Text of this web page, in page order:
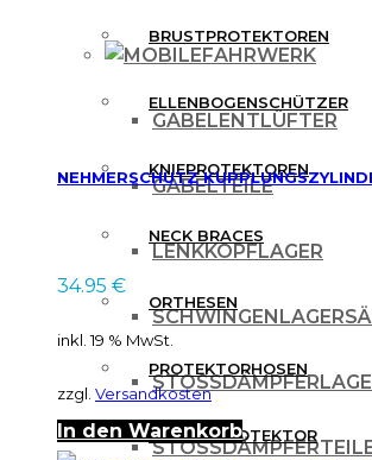
FAHRWERK
GABELENTLÜFTER
GABELTEILE
LENKKOPFLAGER
STOSSDÄMPFERLAGER
STOSSDÄMPFERTEILE
BRUSTPROTEKTOREN
ELLENBOGENSCHÜTZER
KNIEPROTEKTOREN
NECK BRACES
ORTHESEN
PROTEKTORHOSEN
RÜCKENPROTEKTOR
Varianten
auf.
Die
können
der
gewählt
werden
NEHMERSCHUTZ
34.95 €
inkl. 19 % MwSt.
zzgl. Versandkosten
In den Warenkorb